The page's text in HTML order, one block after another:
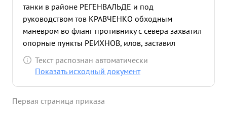
танки в районе РЕГЕНВАЛЬДЕ и под
руководством тов КРАВЧЕНКО обходным
маневром во фланг противнику с севера захватил
опорные пункты РЕИХНОВ, илов, заставил
противника отходить с занимаемого рубежа в
западном направлении нанося большие потери в
офицеров противника и во взаимодействии с 283
Текст распознан автоматически
Показать исходный документ
Первая страница приказа